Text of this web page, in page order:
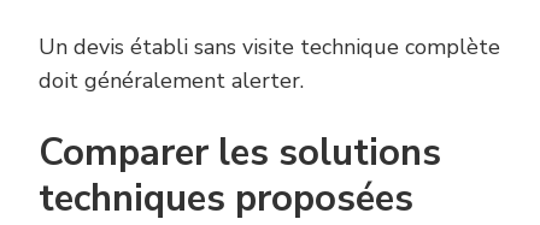
Un devis établi sans visite technique complète
doit généralement alerter.
Comparer les solutions
techniques proposées